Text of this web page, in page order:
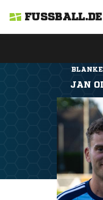
FUSSBALL.DE
JAN